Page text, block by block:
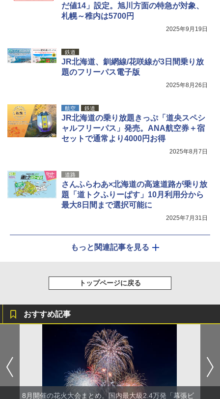
￥-
だ値14」設定。旭川方面の特急が対象、
札幌～稚内は5700円
2025年9月19日
鉄道
JR北海道、釧網線/花咲線が3日間乗り放
題のフリーパス電子版
2025年8月26日
航空 鉄道
JR北海道の乗り放題きっぷ「道央スペシ
ャルフリーパス」発売。ANA航空券＋宿
セットで通常より4000円お得
2025年8月7日
道路
さんふらわあ×北海道の高速道路が乗り放
題「道トクふりーぱす」10月利用分から
最大8日間まで選択可能に
2025年7月31日
もっと関連記事を見る
トップページに戻る
おすすめ記事
8月開催の花火大会まとめ。国内最大級2.4万発「幕張ビ